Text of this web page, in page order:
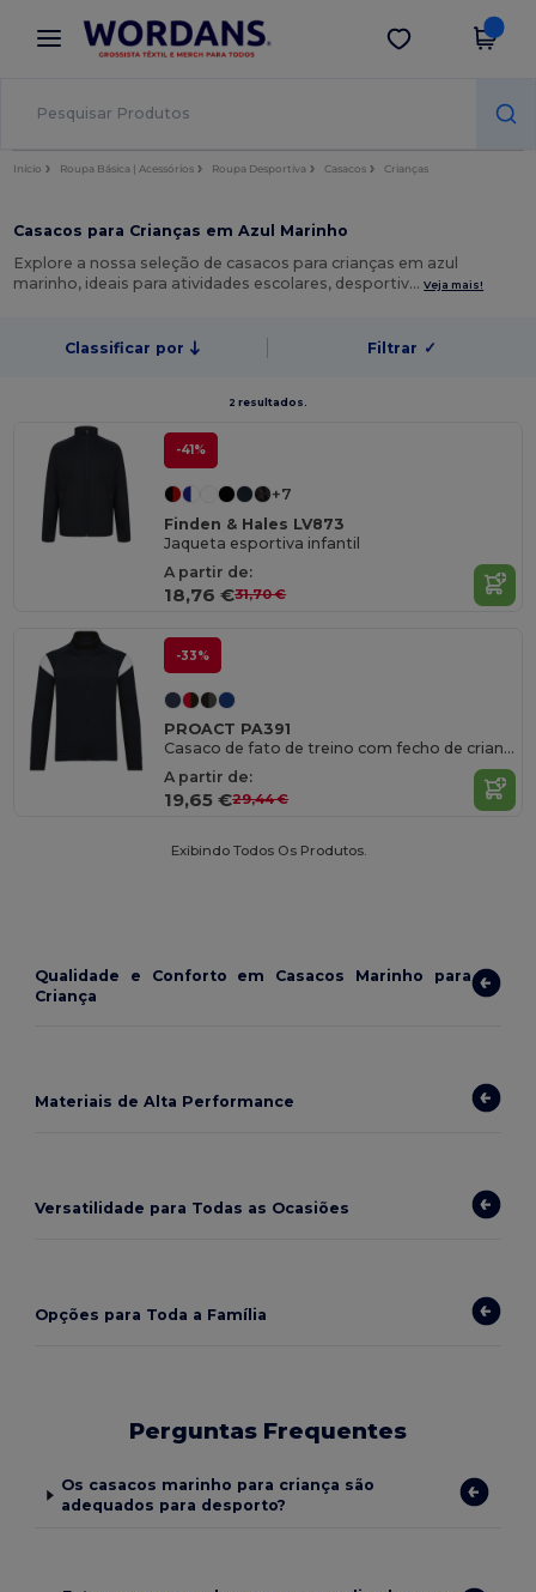
× App Wordans
Melhores preços na app!
Obter app
Início Roupa Básica | Acessórios Roupa Desportiva Casacos Crianças
Casacos para Crianças em Azul Marinho
Explore a nossa seleção de casacos para crianças em azul
marinho, ideais para atividades escolares, desportiv…Veja mais!
Classificar por Filtrar ✓
2 resultados.
-41%
+7
Finden & Hales LV873
Jaqueta esportiva infantil
A partir de:
18,76 €31,70 €
-33%
PROACT PA391
Casaco de fato de treino com fecho de criança
A partir de:
19,65 €29,44 €
Exibindo Todos Os Produtos.
Qualidade e Conforto em Casacos Marinho para
Criança
Materiais de Alta Performance
Versatilidade para Todas as Ocasiões
Opções para Toda a Família
Perguntas Frequentes
Os casacos marinho para criança são
adequados para desporto?